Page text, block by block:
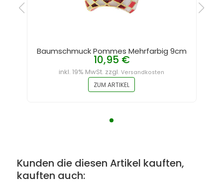
Baumschmuck Pommes Mehrfarbig 9cm
10,95 €
inkl. 19% MwSt. zzgl.Versandkosten
ZUM ARTIKEL
Kunden die diesen Artikel kauften,
kauften auch: